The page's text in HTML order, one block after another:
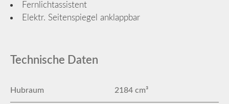
Fernlichtassistent
Elektr. Seitenspiegel anklappbar
Technische Daten
Hubraum 2184 cm³